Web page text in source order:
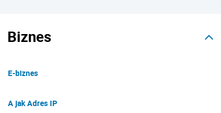
Biznes
E-biznes
A jak Adres IP